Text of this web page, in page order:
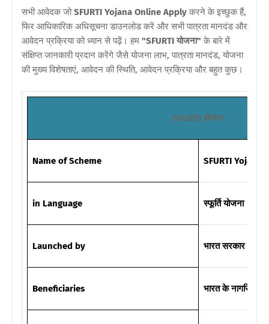
सभी आवेदक जोSFURTI Yojana Online Apply करने के इच्छुक हैं,
फिर आधिकारिक अधिसूचना डाउनलोड करें और सभी पात्रता मानदंड और
आवेदन प्रक्रिया को ध्यान से पढ़ें। हम "SFURTI योजना" के बारे में
संक्षिप्त जानकारी प्रदान करेंगे जैसे योजना लाभ, पात्रता मानदंड, योजना
की मुख्य विशेषताएं, आवेदन की स्थिति, आवेदन प्रक्रिया और बहुत कुछ।
SFURTI योजना
Name of Scheme SFURTI Yojana
in Language स्फूर्ति योजना
Launched by भारत सरकार
Beneficiaries भारत के नागरिक